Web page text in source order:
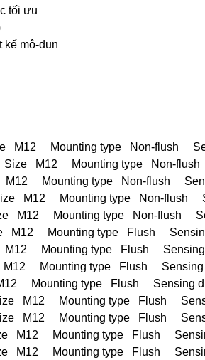
tối ưu
kế mô-đun
M12 Mounting type Non-flush
M12 Mounting type Non-flush
Mounting type Non-flush
M12 Mounting type Non-flush
M12 Mounting type Non-flush
Mounting type Flush
Mounting type Flush Sensing
Mounting type Flush Sensing
Mounting type Flush Sensing
M12 Mounting type Flush
M12 Mounting type Flush
M12 Mounting type Flush
M12 Mounting type Flush